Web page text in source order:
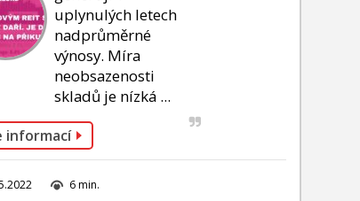
uplynulých letech
nadprůměrné
výnosy. Míra
neobsazenosti
skladů je nízká ...
informací
6 min.